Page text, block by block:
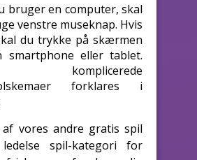
bruger en computer, skal
venstre museknap. Hvis
du trykke på skærmen
smartphone eller tablet.
komplicerede
forklares i
vores andre gratis spil
spil-kategori for